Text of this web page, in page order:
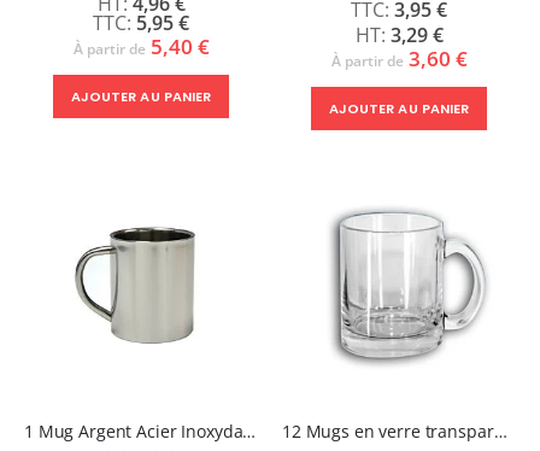
5,95 €
À partir de 5,40 €
AJOUTER AU PANIER
3,95 €
3,29 €
À partir de 3,60 €
AJOUTER AU PANIER
1 Mug Argent Acier Inoxydable - LUNA 12 Mugs en verre transparent - RUMBA